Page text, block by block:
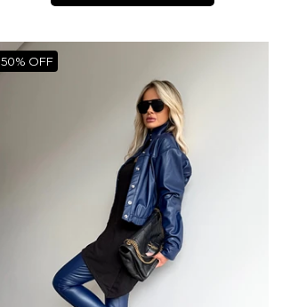
50% OFF